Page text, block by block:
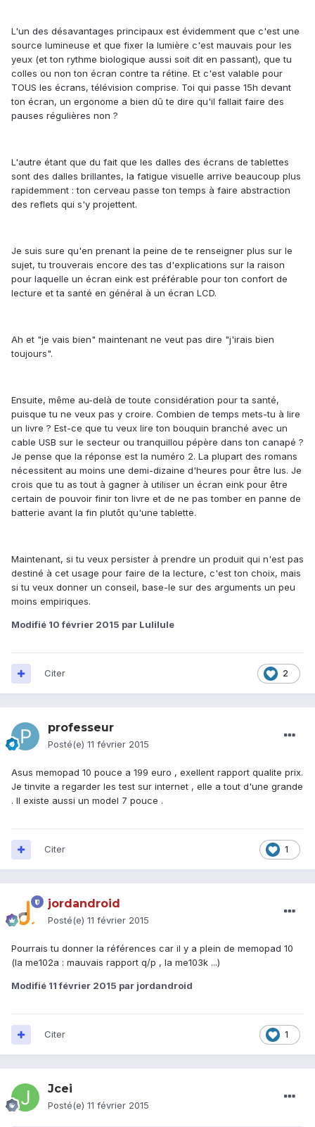
L'un des désavantages principaux est évidemment que c'est une
source lumineuse et que fixer la lumière c'est mauvais pour les
yeux (et ton rythme biologique aussi soit dit en passant), que tu
colles ou non ton écran contre ta rétine. Et c'est valable pour
TOUS les écrans, télévision comprise. Toi qui passe 15h devant
ton écran, un ergonome a bien dû te dire qu'il fallait faire des
pauses régulières non ?
L'autre étant que du fait que les dalles des écrans de tablettes
sont des dalles brillantes, la fatigue visuelle arrive beaucoup plus
rapidemment : ton cerveau passe ton temps à faire abstraction
des reflets qui s'y projettent.
Je suis sure qu'en prenant la peine de te renseigner plus sur le
sujet, tu trouverais encore des tas d'explications sur la raison
pour laquelle un écran eink est préférable pour ton confort de
lecture et ta santé en général à un écran LCD.
Ah et "je vais bien" maintenant ne veut pas dire "j'irais bien
toujours".
Ensuite, même au-delà de toute considération pour ta santé,
puisque tu ne veux pas y croire. Combien de temps mets-tu à lire
un livre ? Est-ce que tu veux lire ton bouquin branché avec un
cable USB sur le secteur ou tranquillou pépère dans ton canapé ?
Je pense que la réponse est la numéro 2. La plupart des romans
nécessitent au moins une demi-dizaine d'heures pour être lus. Je
crois que tu as tout à gagner à utiliser un écran eink pour être
certain de pouvoir finir ton livre et de ne pas tomber en panne de
batterie avant la fin plutôt qu'une tablette.
Maintenant, si tu veux persister à prendre un produit qui n'est pas
destiné à cet usage pour faire de la lecture, c'est ton choix, mais
si tu veux donner un conseil, base-le sur des arguments un peu
moins empiriques.
Modifié 10 février 2015 par Lulilule
2
Citer
professeur
Posté(e) 11 février 2015
Asus memopad 10 pouce a 199 euro , exellent rapport qualite prix.
Je tinvite a regarder les test sur internet , elle a tout d'une grande
. Il existe aussi un model 7 pouce .
1
Citer
jordandroid
Posté(e) 11 février 2015
Pourrais tu donner la références car il y a plein de memopad 10
(la me102a : mauvais rapport q/p , la me103k ...)
Modifié 11 février 2015 par jordandroid
1
Citer
Jcei
Posté(e) 11 février 2015